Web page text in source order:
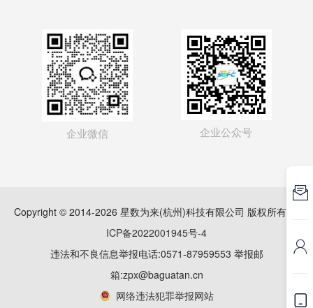
企业微信 企业公众号
Copyright © 2014-2026 星数为来(杭州)科技有限公司 版权所有
ICP备2022001945号-4
违法和不良信息举报电话:0571-87959553 举报邮
箱:zpx@baguatan.cn
网络违法犯罪举报网站


